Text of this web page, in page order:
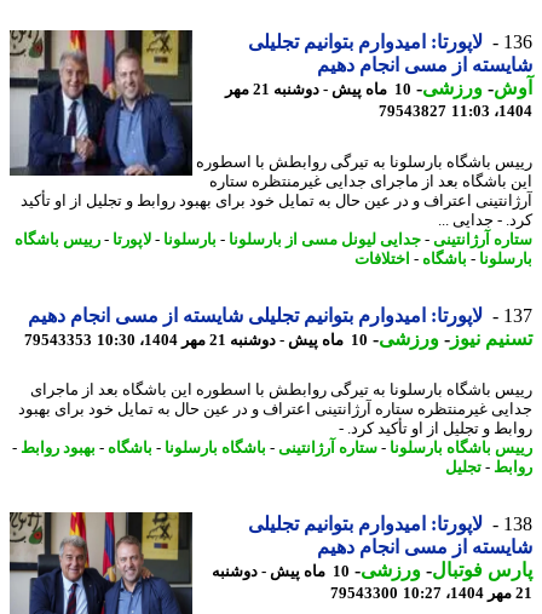
لاپورتا: امیدوارم بتوانیم تجلیلی
از مسی انجام دهیم
-ورزشی-
10 ماه پیش - دوشنبه 21 مهر
79543827
باشگاه بارسلونا به تیرگی روابطش با اسطوره
باشگاه بعد از ماجرای جدایی غیرمنتظره ستاره
اعتراف و در عین حال به تمایل خود برای بهبود روابط و تجلیل از او تأکید
- جدایی ...
آرژانتینی-جدایی لیونل مسی از بارسلونا-بارسلونا-لاپورتا-رییس باشگاه
-باشگاه-اختلافات
لاپورتا: امیدوارم بتوانیم تجلیلی شایسته از مسی انجام دهیم
نیوز-ورزشی-10 ماه پیش - دوشنبه 21 مهر 1404، 10:30 79543353
باشگاه بارسلونا به تیرگی روابطش با اسطوره این باشگاه بعد از ماجرای
غیرمنتظره ستاره آرژانتینی اعتراف و در عین حال به تمایل خود برای بهبود
و تجلیل از او تأکید کرد. -
باشگاه بارسلونا-ستاره آرژانتینی-باشگاه بارسلونا-باشگاه-بهبود روابط-
-تجلیل
لاپورتا: امیدوارم بتوانیم تجلیلی
از مسی انجام دهیم
فوتبال-ورزشی-
10 ماه پیش - دوشنبه
79543300